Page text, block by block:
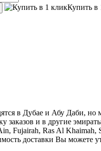
Купить в
в Дубае и Абу Даби, но
заказов и в другие
Fujairah, Ras Al Khaimah,
доставки Вы можете